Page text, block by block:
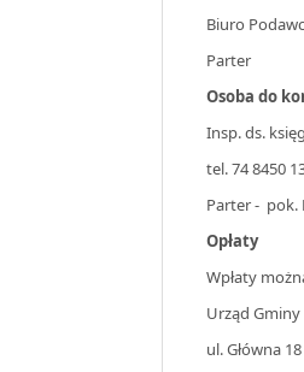
Biuro
Parter
Osoba do
Insp. ds.
tel. 74 8450
Parter - pok.
Opłaty
Wpłaty
Urząd
ul. Główna 18